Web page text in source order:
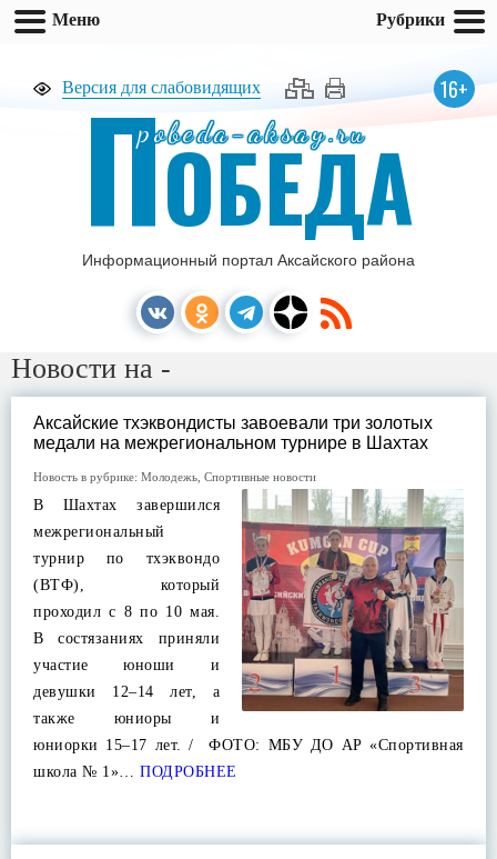
Версия для слабовидящих 16+
pobeda-aksay.ru
ПОБЕДА
Информационный портал Аксайского района
Новости на -
Аксайские тхэквондисты завоевали три золотых
медали на межрегиональном турнире в Шахтах
Новость в рубрике: Молодежь Спортивные новости
В Шахтах завершился
межрегиональный
турнир по тхэквондо
(ВТФ), который
проходил с 8 по 10 мая.
В состязаниях приняли
участие юноши и
девушки 12–14 лет, а
также юниоры и
юниорки 15–17 лет. / ФОТО: МБУ ДО АР «Спортивная
школа № 1»… ПОДРОБНЕЕ
Меню Рубрики